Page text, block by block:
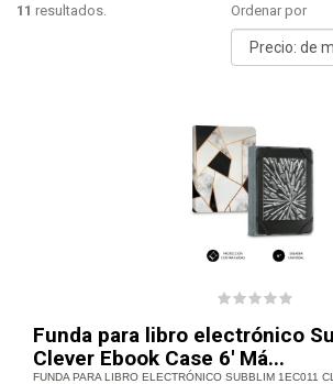
11 resultados. Ordenar por
Funda para libro electrónico
Clever Ebook Case 6' Má...
FUNDA PARA LIBRO ELECTRÓNICO SUBBLIM 1EC011